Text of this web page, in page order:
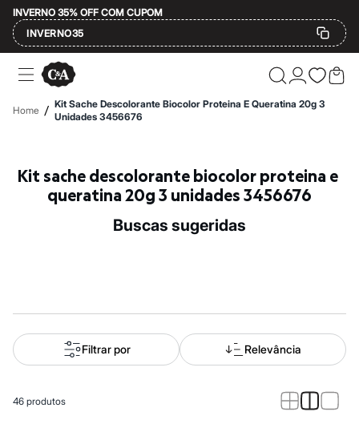
INVERNO 35% OFF COM CUPOM
INVERNO35
Ofertas
Compre por Departamento
Feminino
Masculino
Plus Size
Até 20% off
Até 40% off
A partir de 60% off
Roupas
Blusas e Camisetas
Básicos
Calças
Macacões
Home / Kit Sache Descolorante Biocolor Proteina E Queratina 20g 3
Unidades 3456676
Kit sache descolorante biocolor proteina e
queratina 20g 3 unidades 3456676
buscas sugeridas
Filtrar por Relevância
46 produtos